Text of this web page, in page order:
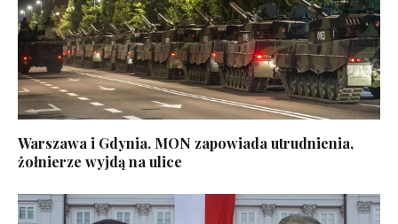
Warszawa i Gdynia. MON zapowiada utrudnienia,
żołnierze wyjdą na ulice